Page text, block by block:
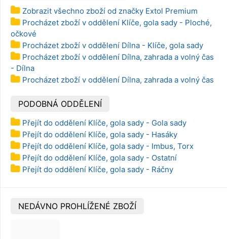
Zobrazit všechno zboží od značky Extol Premium
Procházet zboží v oddělení Klíče, gola sady - Ploché,
očkové
Procházet zboží v oddělení Dílna - Klíče, gola sady
Procházet zboží v oddělení Dílna, zahrada a volný čas
- Dílna
Procházet zboží v oddělení Dílna, zahrada a volný čas
PODOBNÁ ODDĚLENÍ
Přejít do oddělení Klíče, gola sady - Gola sady
Přejít do oddělení Klíče, gola sady - Hasáky
Přejít do oddělení Klíče, gola sady - Imbus, Torx
Přejít do oddělení Klíče, gola sady - Ostatní
Přejít do oddělení Klíče, gola sady - Ráčny
NEDÁVNO PROHLÍŽENÉ ZBOŽÍ